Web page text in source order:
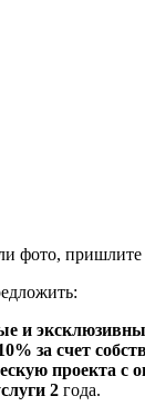
фото,
и
за счет
проекта с
2 года.